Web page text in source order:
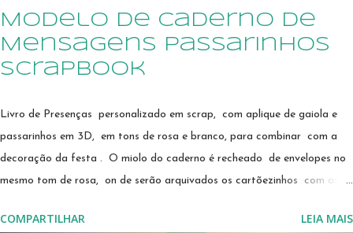
Modelo de Caderno de
Mensagens passarinhos
scrapbook
Livro de Presenças personalizado em scrap, com aplique de gaiola e
passarinhos em 3D, em tons de rosa e branco, para combinar com a
decoração da festa . O miolo do caderno é recheado de envelopes no
mesmo tom de rosa, on de serão arquivados os cartõezinhos com as
feitas em camadas, que são montadas e coladas umas sobre as
COMPARTILHAR LEIA MAIS